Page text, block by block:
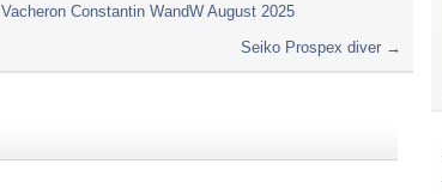
Vacheron Constantin WandW August 2025
Seiko Prospex diver →